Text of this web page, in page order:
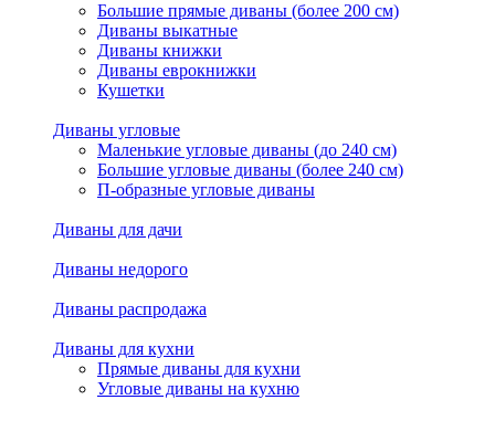
Большие прямые диваны (более 200 см)
Диваны выкатные
Диваны книжки
Диваны еврокнижки
Кушетки
Диваны угловые
Маленькие угловые диваны (до 240 см)
Большие угловые диваны (более 240 см)
П-образные угловые диваны
Диваны для дачи
Диваны недорого
Диваны распродажа
Диваны для кухни
Прямые диваны для кухни
Угловые диваны на кухню